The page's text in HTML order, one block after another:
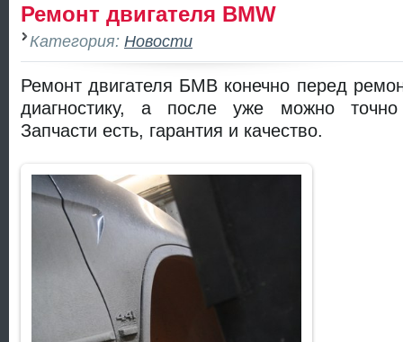
Ремонт двигателя BMW
Категория: Новости
Ремонт двигателя БМВ конечно перед
диагностику, а после уже можно точно
Запчасти есть, гарантия и качество.